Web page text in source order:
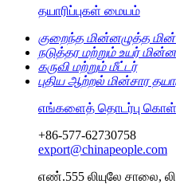
தயாரிப்புகள் மையம்
குறைந்த மின்னழுத்த மின்
நடுத்தர மற்றும் உயர்
கருவி மற்றும் மீட்டர்
புதிய ஆற்றல் மின்சார
எங்களைத் தொடர்பு
+86-577-62730758
export@chinapeople.com
எண்.555 லியுலே சாலை,